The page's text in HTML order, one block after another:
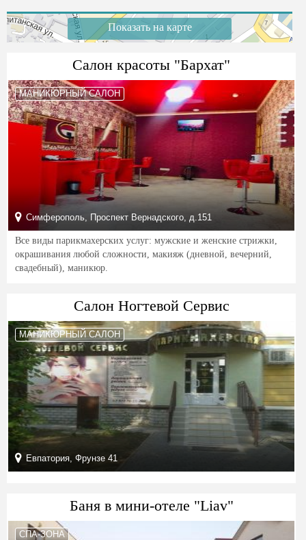
Показать на карте
Салон красоты "Бархат"
МАНИКЮРНЫЙ САЛОН
Симферополь, Проспект Вернадского, д.151
Все виды парикмахерских услуг: мужские и женские стрижки,
окрашивания любой сложности, макияж (дневной, вечерний,
свадебный), маникюр.
Салон Ногтевой Сервис
МАНИКЮРНЫЙ САЛОН
Евпатория, Фрунзе 41
Баня в мини-отеле "Liav"
СПА-ЗОНА